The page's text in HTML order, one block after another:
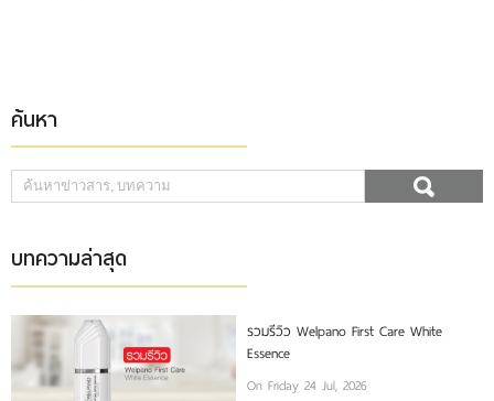
ค้นหา
บทความล่าสุด
รวมรีวิว Welpano First Care White
Essence
On Friday 24 Jul, 2026